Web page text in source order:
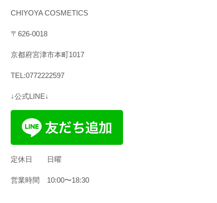
CHIYOYA COSMETICS
〒 626-0018
京都府宮津市本町1017
TEL:0772222597
↓公式LINE↓
定休日 日曜
営業時間 10:00〜18:30